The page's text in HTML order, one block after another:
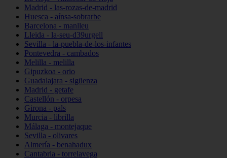
Madrid - las-rozas-de-madrid
Huesca - aínsa-sobrarbe
Barcelona - manlleu
Lleida - la-seu-d39urgell
Sevilla - la-puebla-de-los-infantes
Pontevedra - cambados
Melilla - melilla
Gipuzkoa - orio
Guadalajara - sigüenza
Madrid - getafe
Castellón - orpesa
Girona - pals
Murcia - librilla
Málaga - montejaque
Sevilla - olivares
Almería - benahadux
Cantabria - torrelavega